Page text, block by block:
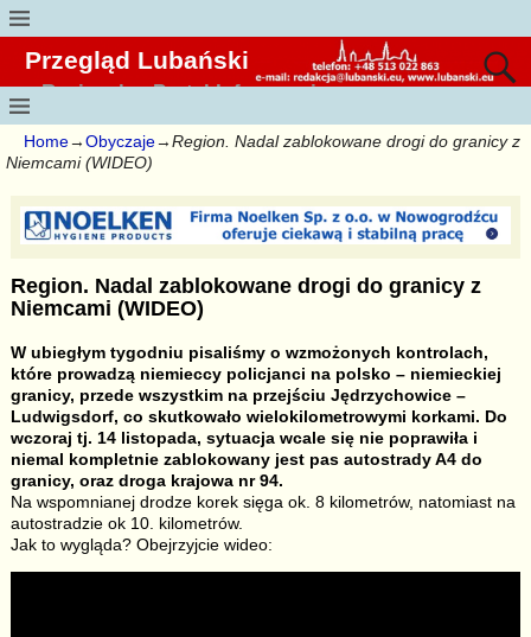
Przegląd Lubański
Regionalny Portal Informacyjny
Home→Obyczaje→Region. Nadal zablokowane drogi do granicy z
Niemcami (WIDEO)
Region. Nadal zablokowane drogi do granicy z
Niemcami (WIDEO)
W ubiegłym tygodniu pisaliśmy o wzmożonych kontrolach,
które prowadzą niemieccy policjanci na polsko – niemieckiej
granicy, przede wszystkim na przejściu Jędrzychowice –
Ludwigsdorf, co skutkowało wielokilometrowymi korkami. Do
wczoraj tj. 14 listopada, sytuacja wcale się nie poprawiła i
niemal kompletnie zablokowany jest pas autostrady A4 do
granicy, oraz droga krajowa nr 94.
Na wspomnianej drodze korek sięga ok. 8 kilometrów, natomiast na
autostradzie ok 10. kilometrów.
Jak to wygląda? Obejrzyjcie wideo: